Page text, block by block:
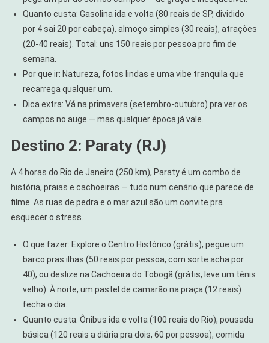
Quanto custa: Gasolina ida e volta (80 reais de SP, dividido
por 4 sai 20 por cabeça), almoço simples (30 reais), atrações
(20-40 reais). Total: uns 150 reais por pessoa pro fim de
semana.
Por que ir: Natureza, fotos lindas e uma vibe tranquila que
recarrega qualquer um.
Dica extra: Vá na primavera (setembro-outubro) pra ver os
campos no auge — mas qualquer época já vale.
Destino 2: Paraty (RJ)
A 4 horas do Rio de Janeiro (250 km), Paraty é um combo de
história, praias e cachoeiras — tudo num cenário que parece de
filme. As ruas de pedra e o mar azul são um convite pra
esquecer o stress.
O que fazer: Explore o Centro Histórico (grátis), pegue um
barco pras ilhas (50 reais por pessoa, com sorte acha por
40), ou deslize na Cachoeira do Tobogã (grátis, leve um tênis
velho). À noite, um pastel de camarão na praça (12 reais)
fecha o dia.
Quanto custa: Ônibus ida e volta (100 reais do Rio), pousada
básica (120 reais a diária pra dois, 60 por pessoa), comida